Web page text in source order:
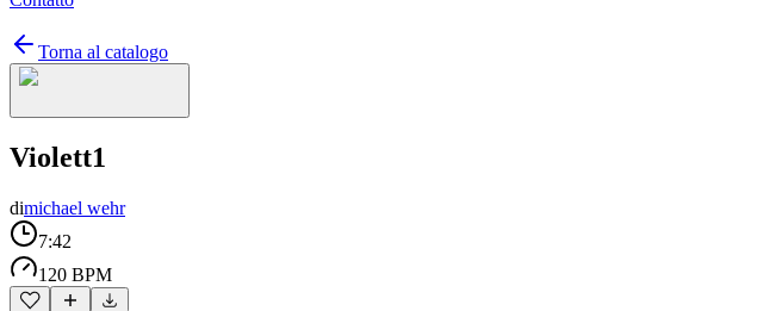
Torna al catalogo
Violett1
dimichael wehr
7:42
120 BPM